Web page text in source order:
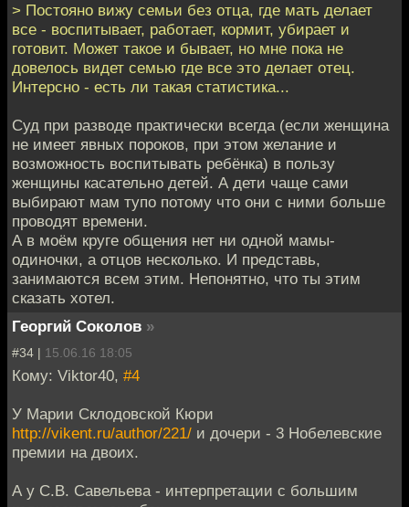
> Постояно вижу семьи без отца, где мать делает
все - воспитывает, работает, кормит, убирает и
готовит. Может такое и бывает, но мне пока не
довелось видет семью где все это делает отец.
Интерсно - есть ли такая статистика...
Суд при разводе практически всегда (если женщина
не имеет явных пороков, при этом желание и
возможность воспитывать ребёнка) в пользу
женщины касательно детей. А дети чаще сами
выбирают мам тупо потому что они с ними больше
проводят времени.
А в моём круге общения нет ни одной мамы-
одиночки, а отцов несколько. И представь,
занимаются всем этим. Непонятно, что ты этим
сказать хотел.
Георгий Соколов »
#34 | 15.06.16 18:05
Кому: Viktor40, #4
У Марии Склодовской Кюри
http://vikent.ru/author/221/ и дочери - 3 Нобелевские
премии на двоих.
А у С.В. Савельева - интерпретации c большим